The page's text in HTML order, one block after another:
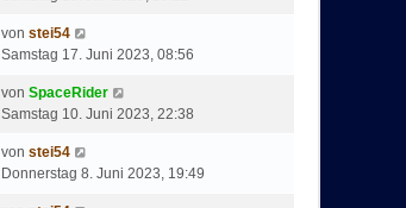
von stei54
Samstag 17. Juni 2023, 08:56
von SpaceRider
Samstag 10. Juni 2023, 22:38
von stei54
Donnerstag 8. Juni 2023, 19:49